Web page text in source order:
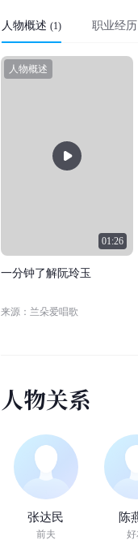
人物概述 (1) 职业经历
01:26
人物概述
一分钟了解阮玲玉
来源：兰朵爱唱歌
人物关系
张达民
前夫
陈